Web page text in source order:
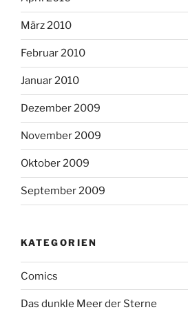
März 2010
Februar 2010
Januar 2010
Dezember 2009
November 2009
Oktober 2009
September 2009
KATEGORIEN
Comics
Das dunkle Meer der Sterne